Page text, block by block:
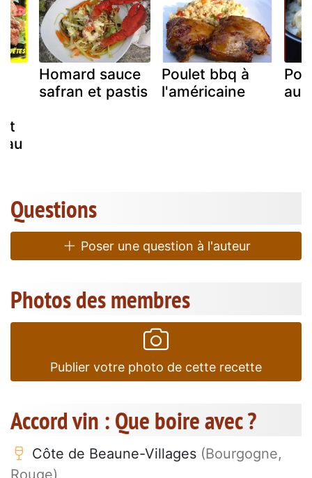
au
Homard sauce
safran et pastis
Poulet bbq à
l'américaine
Questions
Poser une question à l'auteur
Photos des membres
Publier votre photo de cette recette
Accord vin : Que boire avec ?
Côte de Beaune-Villages (Bourgogne,